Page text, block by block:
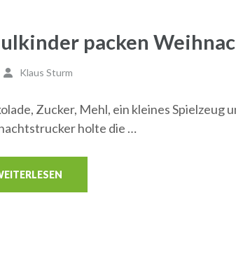
packen
Klaus Sturm
Zucker, Mehl, ein kleines
holte die …